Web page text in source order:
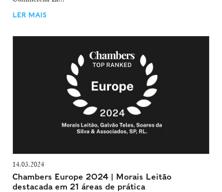
LER MAIS
14.03.2024
Chambers Europe 2024 | Morais Leitão
destacada em 21 áreas de prática